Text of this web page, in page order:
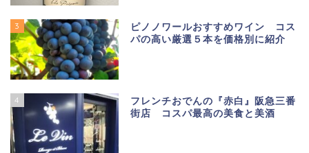
3
ピノノワールおすすめワイン コス
パの高い厳選５本を価格別に紹介
4
フレンチおでんの『赤白』阪急三番
街店 コスパ最高の美食と美酒